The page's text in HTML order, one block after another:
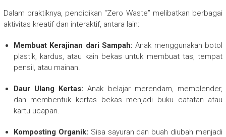
Dalam praktiknya, pendidikan “Zero Waste” melibatkan berbagai
aktivitas kreatif dan interaktif, antara lain:
Membuat Kerajinan dari Sampah: Anak menggunakan botol
plastik, kardus, atau kain bekas untuk membuat tas, tempat
pensil, atau mainan.
Daur Ulang Kertas: Anak belajar merendam, memblender,
dan membentuk kertas bekas menjadi buku catatan atau
kartu ucapan.
Komposting Organik: Sisa sayuran dan buah diubah menjadi